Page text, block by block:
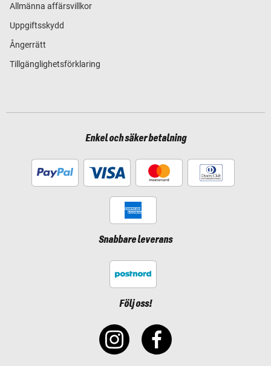
Allmänna affärsvillkor
Uppgiftsskydd
Ångerrätt
Tillgänglighetsförklaring
Enkel och säker betalning
Snabbare leverans
Följ oss!